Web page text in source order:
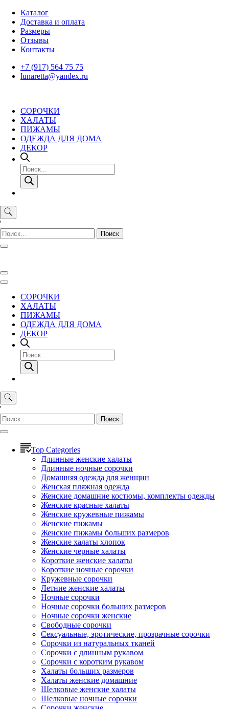
Skip
content
Каталог
Доставка и оплата
Размеры
Отзывы
Контакты
+7 (917) 564 75 75
lunaretta@yandex.ru
СОРОЧКИ
ХАЛАТЫ
ПИЖАМЫ
ОДЕЖДА ДЛЯ ДОМА
ДЕКОР
Поиск
товаров
'
Найти:
СОРОЧКИ
ХАЛАТЫ
ПИЖАМЫ
ОДЕЖДА ДЛЯ ДОМА
ДЕКОР
Поиск
товаров
'
Найти:
Top Categories
Длинные женские халаты
Длинные ночные сорочки
Домашняя одежда для женщин
Женская пляжная одежда
Женские домашние костюмы, комплекты одежды
Женские красные халаты
Женские кружевные пижамы
Женские пижамы
Женские пижамы больших размеров
Женские халаты хлопок
Женские черные халаты
Короткие женские халаты
Короткие ночные сорочки
Кружевные сорочки
Летние женские халаты
Ночные сорочки
Ночные сорочки больших размеров
Ночные сорочки женские
Свободные сорочки
Сексуальные, эротические, прозрачные сорочки
Сорочки из натуральных тканей
Сорочки с длинным рукавом
Сорочки с коротким рукавом
Халаты больших размеров
Халаты женские домашние
Шелковые женские халаты
Шелковые ночные сорочки